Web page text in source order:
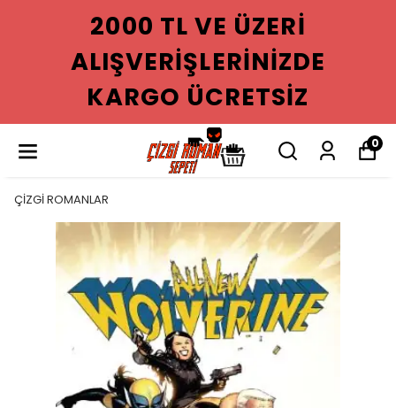
2000 TL VE ÜZERI
ALIŞVERIŞLERINIZDE
KARGO ÜCRETSIZ
0
ÇİZGİ ROMANLAR